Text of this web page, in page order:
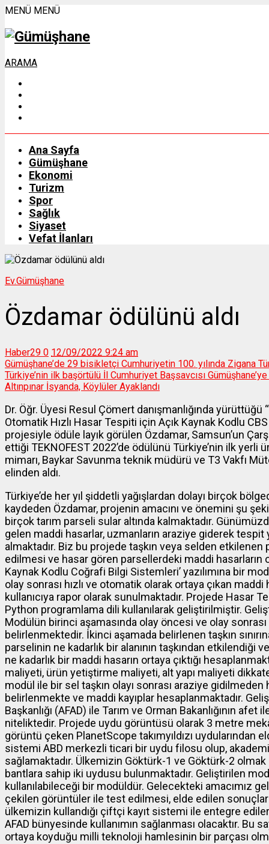
MENÜ MENÜ
ARAMA
Ana Sayfa
Gümüşhane
Ekonomi
Turizm
Spor
Sağlık
Siyaset
Vefat İlanları
Ev.Gümüşhane
Özdamar ödülünü aldı
Haber29 0 12/09/2022 9:24 am
Gümüşhane’de 29 bisikletçi Cumhuriyetin 100. yılında Zigana
Türkiye’nin ilk başörtülü İl Cumhuriyet Başsavcısı Gümüşhane’ye
Altınpınar İsyanda, Köylüler Ayaklandı
Dr. Öğr. Üyesi Resul Çömert danışmanlığında yürüttüğü
Otomatik Hızlı Hasar Tespiti için Açık Kaynak Kodlu CBS
projesiyle ödüle layık görülen Özdamar, Samsun’un
ettiği TEKNOFEST 2022’de ödülünü Türkiye’nin ilk yerli
mimarı, Baykar Savunma teknik müdürü ve T3 Vakfı
elinden aldı.
Türkiye’de her yıl şiddetli yağışlardan dolayı birçok
kaydeden Özdamar, projenin amacını ve önemini şu
birçok tarım parseli sular altında kalmaktadır.
gelen maddi hasarlar, uzmanların araziye giderek
almaktadır. Biz bu projede taşkın veya selden
edilmesi ve hasar gören parsellerdeki maddi hasarların
Kaynak Kodlu Coğrafi Bilgi Sistemleri’ yazılımına bir
olay sonrası hızlı ve otomatik olarak ortaya çıkan
kullanıcıya rapor olarak sunulmaktadır. Projede Hasar
Python programlama dili kullanılarak geliştirilmiştir.
Modülün birinci aşamasında olay öncesi ve olay
belirlenmektedir. İkinci aşamada belirlenen taşkın
parselinin ne kadarlık bir alanının taşkından etkilendiği
ne kadarlık bir maddi hasarın ortaya çıktığı
maliyeti, ürün yetiştirme maliyeti, alt yapı maliyeti
modül ile bir sel taşkın olayı sonrası araziye
belirlenmekte ve maddi kayıplar hesaplanmaktadır.
Başkanlığı (AFAD) ile Tarım ve Orman Bakanlığının
niteliktedir. Projede uydu görüntüsü olarak 3 metre
görüntü çeken PlanetScope takımyıldızı uydularından
sistemi ABD merkezli ticari bir uydu filosu olup,
sağlamaktadır. Ülkemizin Göktürk-1 ve Göktürk-2
bantlara sahip iki uydusu bulunmaktadır. Geliştirilen
kullanılabileceği bir modüldür. Gelecekteki amacımız
çekilen görüntüler ile test edilmesi, elde edilen
ülkemizin kullandığı çiftçi kayıt sistemi ile entegre
AFAD bünyesinde kullanımın sağlanması olacaktır.
ortaya koyduğu milli teknoloji hamlesinin bir parçası